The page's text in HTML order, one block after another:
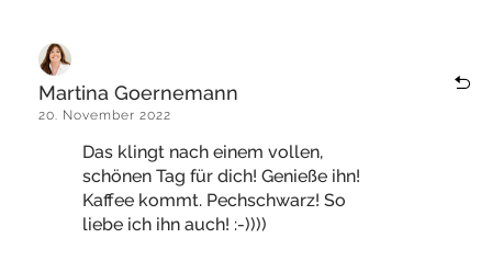
Martina Goernemann
20. November 2022
Das klingt nach einem vollen,
schönen Tag für dich! Genieße ihn!
Kaffee kommt. Pechschwarz! So
liebe ich ihn auch! :-))))